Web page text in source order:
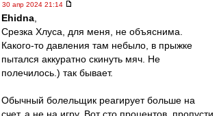
30 апр 2024 21:14
Ehidna
Срезка Хлуса, для меня, не объяснима.
Какого-то давления там небыло, в прыжке
пытался аккуратно скинуть мяч. Не
полечилось.) так бывает.
Обычный болельщик реагирует больше на